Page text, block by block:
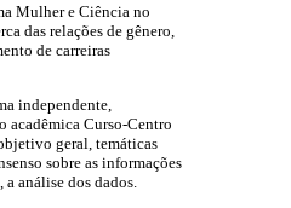
Mulher e Ciência no
das relações de gênero,
de carreiras
independente,
acadêmica Curso-Centro
geral, temáticas
sobre as informações
análise dos dados.